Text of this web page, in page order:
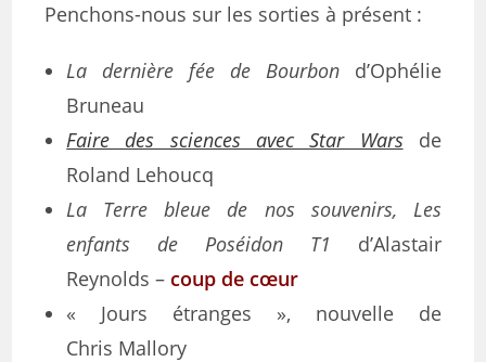
Penchons-nous sur les sorties à présent :
La dernière fée de Bourbond’Ophélie
Bruneau
Faire des sciences avec Star Warsde
Roland Lehoucq
La Terre bleue de nos souvenirs, Les
enfants de Poséidon T1 d’Alastair
Reynolds – coup de cœur
« Jours étranges », nouvelle de
Chris Mallory